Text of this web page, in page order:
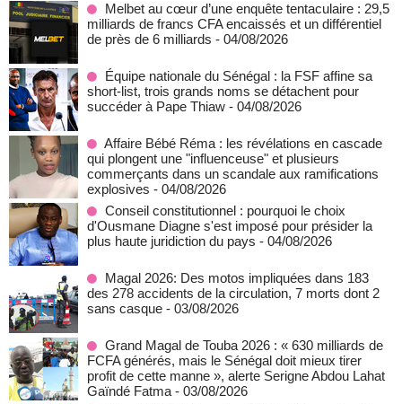
Melbet au cœur d’une enquête tentaculaire : 29,5
milliards de francs CFA encaissés et un différentiel
de près de 6 milliards - 04/08/2026
Équipe nationale du Sénégal : la FSF affine sa
short-list, trois grands noms se détachent pour
succéder à Pape Thiaw - 04/08/2026
Affaire Bébé Réma : les révélations en cascade
qui plongent une "influenceuse" et plusieurs
commerçants dans un scandale aux ramifications
explosives - 04/08/2026
Conseil constitutionnel : pourquoi le choix
d'Ousmane Diagne s'est imposé pour présider la
plus haute juridiction du pays - 04/08/2026
Magal 2026: Des motos impliquées dans 183
des 278 accidents de la circulation, 7 morts dont 2
sans casque - 03/08/2026
Grand Magal de Touba 2026 : « 630 milliards de
FCFA générés, mais le Sénégal doit mieux tirer
profit de cette manne », alerte Serigne Abdou Lahat
Gaïndé Fatma - 03/08/2026